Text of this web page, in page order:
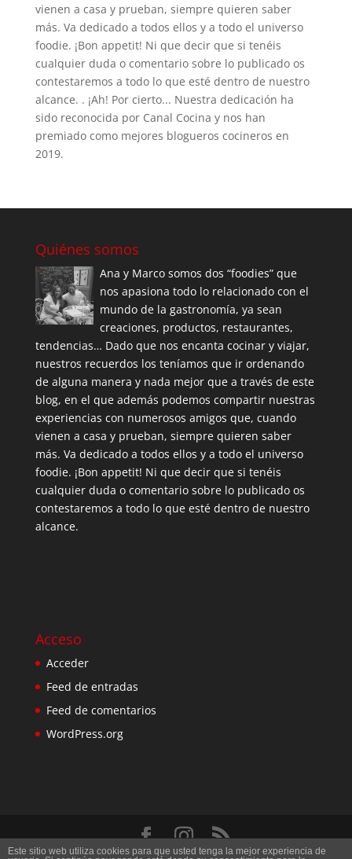
vienen a casa y prueban, siempre quieren saber
más. Va dedicado a todos ellos y a todo el universo
foodie. ¡Bon appetit! Ni que decir que si tenéis
cualquier duda o comentario sobre lo publicado os
contestaremos a todo lo que esté dentro de nuestro
alcance. . ¡Ah! Por cierto... Nuestra dedicación ha
sido reconocida por Canal Cocina y nos han
premiado como mejores blogueros cocineros en
2019.
Quiénes somos
Ana y Marco somos dos “foodies” que
nos apasiona todo lo relacionado con el
mundo de la gastronomía, ya sean
creaciones, productos, restaurantes,
tendencias… Dado que nos encanta cocinar y viajar,
nuestros recuerdos los teníamos que ir ordenando
de alguna manera y nada mejor que a través de este
blog, en el que además podemos compartir nuestras
experiencias con numerosos amigos que, cuando
vienen a casa y prueban, siempre quieren saber
más. Va dedicado a todos ellos y a todo el universo
foodie. ¡Bon appetit! Ni que decir que si tenéis
cualquier duda o comentario sobre lo publicado os
contestaremos a todo lo que esté dentro de nuestro
alcance.
Acceso
Acceder
Feed de entradas
Feed de comentarios
WordPress.org
Este sitio web utiliza cookies para que usted tenga la mejor experiencia de